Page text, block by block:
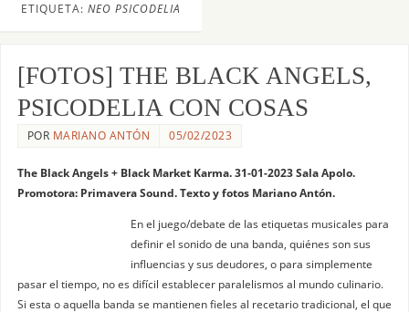
ETIQUETA: NEO PSICODELIA
[FOTOS] THE BLACK ANGELS,
PSICODELIA CON COSAS
POR MARIANO ANTÓN 05/02/2023
The Black Angels + Black Market Karma. 31-01-2023 Sala Apolo.
Promotora: Primavera Sound. Texto y fotos Mariano Antón.
En el juego/debate de las etiquetas musicales para
definir el sonido de una banda, quiénes son sus
influencias y sus deudores, o para simplemente
pasar el tiempo, no es difícil establecer paralelismos al mundo culinario.
Si esta o aquella banda se mantienen fieles al recetario tradicional, el que